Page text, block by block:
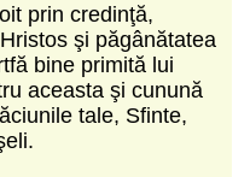
prin credinţă,
şi păgânătatea
bine primită lui
aceasta şi cunună
tale, Sfinte,